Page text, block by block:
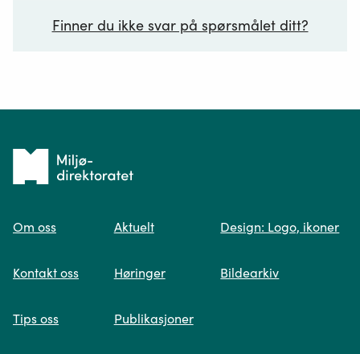
Finner du ikke svar på spørsmålet ditt?
Spør oss
søk og viser deg vår mest relevante
Tilbake
forsiden
Om oss
Kontakt oss
Tips oss
Aktuelt
Høringer
Publikasjoner
Design: Logo, ikoner
Bildearkiv